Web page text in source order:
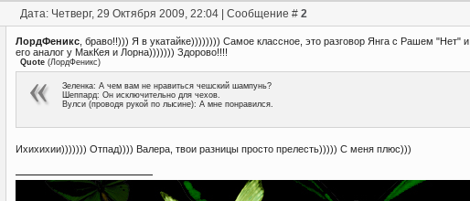
Дата: Четверг, 29 Октября 2009, 22:04 | Сообщение # 2
ЛордФеникс , браво!!))) Я в укатайке)))))))) Самое классное, это разговор Янга с Рашем "Нет" и
его аналог у МакКея и Лорна))))))) Здорово!!!!
Quote (ЛордФеникс)
Зеленка: А чем вам не нравиться чешский шампунь?
Шеппард: Он исключительно для чехов.
Вулси (проводя рукой по лысине): А мне понравился.
Ихихихии))))))) Отпад)))) Валера, твои разницы просто прелесть))))) С меня плюс)))